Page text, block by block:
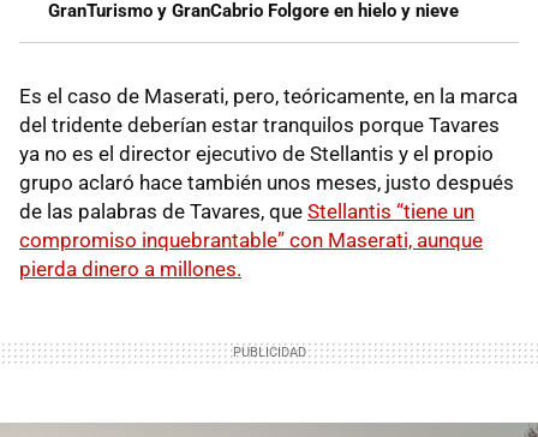
GranTurismo y GranCabrio Folgore en hielo y nieve
Es el caso de Maserati, pero, teóricamente, en la marca
del tridente deberían estar tranquilos porque Tavares
ya no es el director ejecutivo de Stellantis y el propio
grupo aclaró hace también unos meses, justo después
de las palabras de Tavares, que Stellantis “tiene un
compromiso inquebrantable” con Maserati, aunque
pierda dinero a millones.